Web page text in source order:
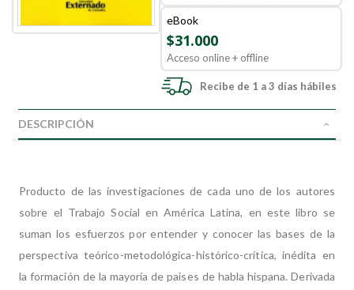
eBook
$31.000
Acceso online + offline
Recibe de 1 a 3 días hábiles
DESCRIPCIÓN
Producto de las investigaciones de cada uno de los autores
sobre el Trabajo Social en América Latina, en este libro se
suman los esfuerzos por entender y conocer las bases de la
perspectiva teórico-metodológica-histórico-crítica, inédita en
la formación de la mayoría de paises de habla hispana. Derivada